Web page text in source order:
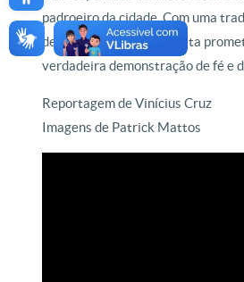
padroeiro da cidade. Com uma
de diversas regiões, a festa
verdadeira demonstração de fé e
Reportagem de Vinícius Cruz
Imagens de Patrick Mattos